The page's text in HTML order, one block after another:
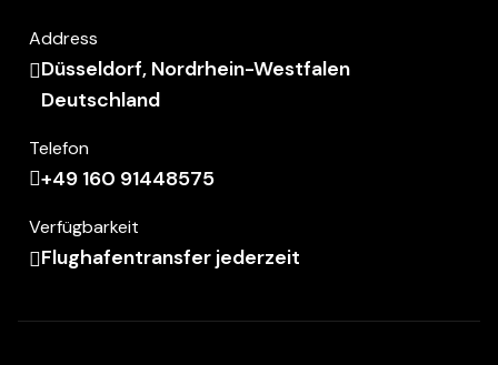
Address
Düsseldorf, Nordrhein-Westfalen
Deutschland
Telefon
+49 160 91448575
Verfügbarkeit
Flughafentransfer jederzeit